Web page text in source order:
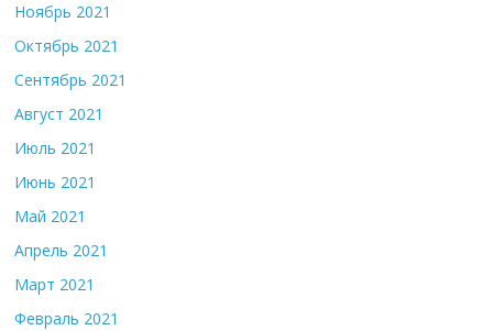
Ноябрь 2021
Октябрь 2021
Сентябрь 2021
Август 2021
Июль 2021
Июнь 2021
Май 2021
Апрель 2021
Март 2021
Февраль 2021